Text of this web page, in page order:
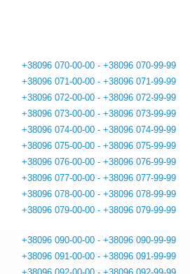
+38096 070-00-00 - +38096 070-99-99
+38096 071-00-00 - +38096 071-99-99
+38096 072-00-00 - +38096 072-99-99
+38096 073-00-00 - +38096 073-99-99
+38096 074-00-00 - +38096 074-99-99
+38096 075-00-00 - +38096 075-99-99
+38096 076-00-00 - +38096 076-99-99
+38096 077-00-00 - +38096 077-99-99
+38096 078-00-00 - +38096 078-99-99
+38096 079-00-00 - +38096 079-99-99
+38096 090-00-00 - +38096 090-99-99
+38096 091-00-00 - +38096 091-99-99